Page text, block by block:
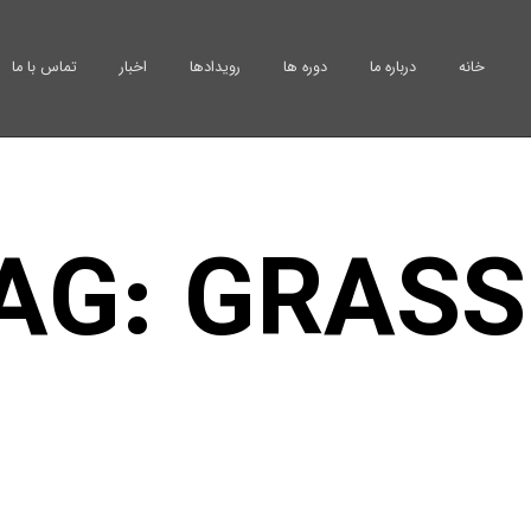
خانه درباره ما دوره ها رویدادها اخبار تماس با ما